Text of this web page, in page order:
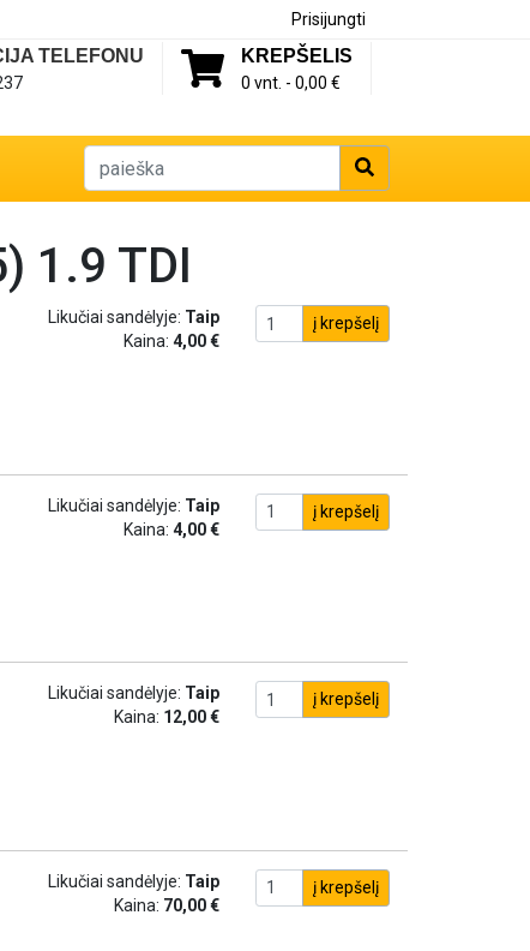
Prisijungti
KREPŠELIS
0 vnt. - 0,00 €
TELEFONU
1.9 TDI
Likučiai sandėlyje: Taip
Kaina: 4,00 €
į krepšelį
Likučiai sandėlyje: Taip
Kaina: 4,00 €
į krepšelį
Likučiai sandėlyje: Taip
Kaina: 12,00 €
į krepšelį
Likučiai sandėlyje: Taip
Kaina: 70,00 €
į krepšelį